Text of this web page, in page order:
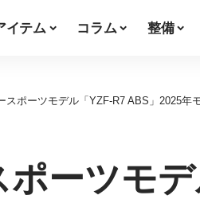
イテム コラム 整備
スポーツモデル「YZF-R7 ABS」2025年
ポーツモ